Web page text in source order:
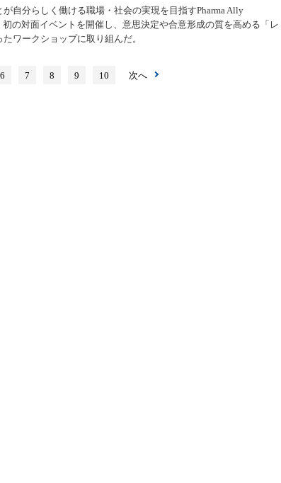
自分らしく働ける職場・社会の実現を目指すPharma Ally
初の対面イベントを開催し、意思決定や合意形成の質を高める「レ
ワークショップに取り組んだ。
6 7 8 9 10 次へ